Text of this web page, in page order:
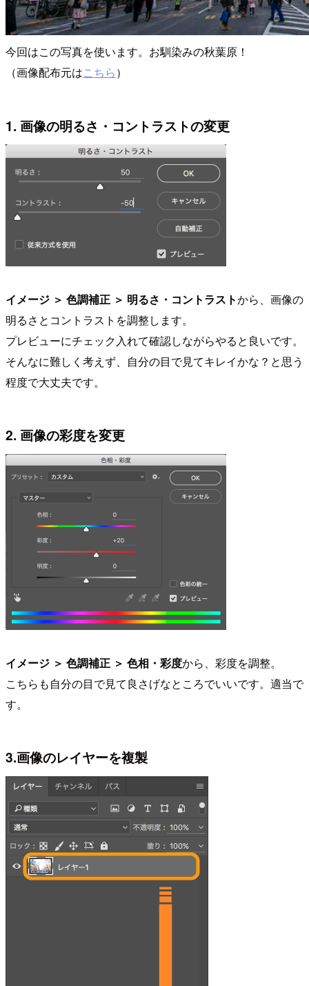
今回はこの写真を使います。お馴染みの秋葉原！
（画像配布元はこちら）
1. 画像の明るさ・コントラストの変更
イメージ ＞ 色調補正 ＞ 明るさ・コントラストから、画像の
明るさとコントラストを調整します。
プレビューにチェック入れて確認しながらやると良いです。
そんなに難しく考えず、自分の目で見てキレイかな？と思う
程度で大丈夫です。
2. 画像の彩度を変更
イメージ ＞ 色調補正 ＞ 色相・彩度から、彩度を調整。
こちらも自分の目で見て良さげなところでいいです。適当で
す。
3.画像のレイヤーを複製